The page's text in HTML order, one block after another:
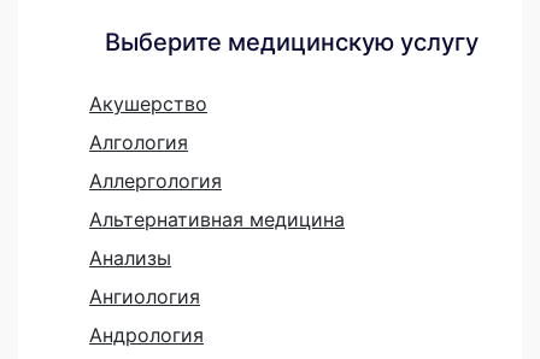
Выберите медицинскую услугу
Акушерство
Алгология
Аллергология
Альтернативная медицина
Анализы
Ангиология
Андрология